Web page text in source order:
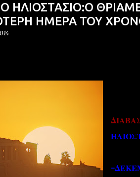
ΗΛΙΟΣΤΑΣΙΟ:Ο
ΗΜΕΡΑ ΤΟΥ
-